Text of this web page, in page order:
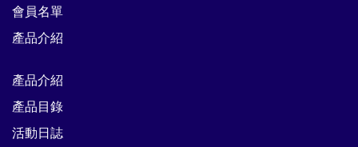
會員名單
產品介紹
產品介紹
產品目錄
活動日誌